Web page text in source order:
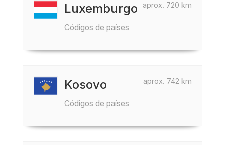
aprox. 720 km
Luxemburgo
Códigos de países
aprox. 742 km
Kosovo
Códigos de países